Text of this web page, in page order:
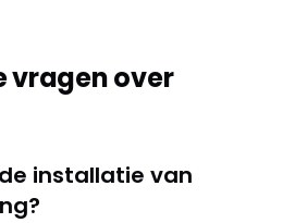
vragen over
installatie van